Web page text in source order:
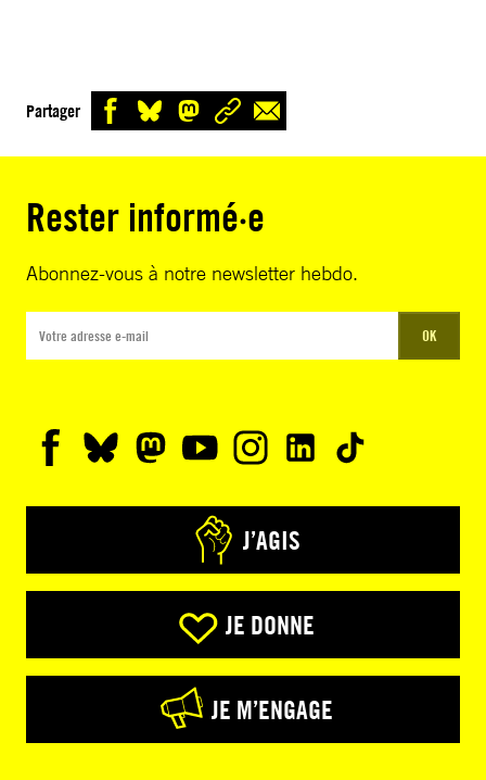
Partager
Rester informé·e
Abonnez-vous à notre newsletter hebdo.
OK
J’AGIS
JE DONNE
JE M’ENGAGE